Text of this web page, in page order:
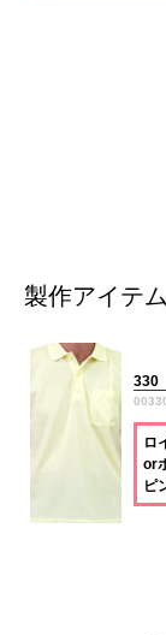
製作アイテム
330
ロ
or
ピ